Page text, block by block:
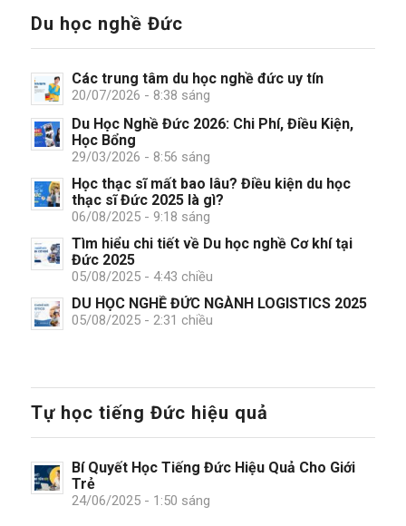
Du học nghề Đức
Các trung tâm du học nghề đức uy tín
20/07/2026 - 8:38 sáng
Du Học Nghề Đức 2026: Chi Phí, Điều Kiện,
Học Bổng
29/03/2026 - 8:56 sáng
Học thạc sĩ mất bao lâu? Điều kiện du học
thạc sĩ Đức 2025 là gì?
06/08/2025 - 9:18 sáng
Tìm hiểu chi tiết về Du học nghề Cơ khí tại
Đức 2025
05/08/2025 - 4:43 chiều
DU HỌC NGHỀ ĐỨC NGÀNH LOGISTICS 2025
05/08/2025 - 2:31 chiều
Tự học tiếng Đức hiệu quả
Bí Quyết Học Tiếng Đức Hiệu Quả Cho Giới
Trẻ
24/06/2025 - 1:50 sáng